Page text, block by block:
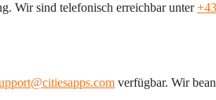
Wir sind telefonisch erreichbar unter
verfügbar. Wir